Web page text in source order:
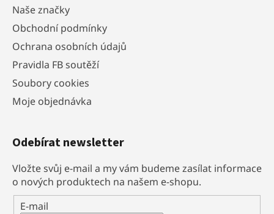
Naše značky
Obchodní podmínky
Ochrana osobních údajů
Pravidla FB soutěží
Soubory cookies
Moje objednávka
Odebírat newsletter
Vložte svůj e-mail a my vám budeme zasílat informace
o nových produktech na našem e-shopu.
E-mail